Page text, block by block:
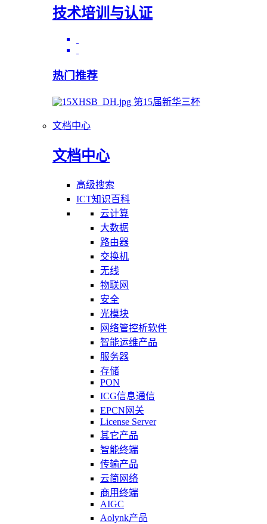
技术培训与认证
热门推荐
第15届新华三杯
文档中心
文档中心
高级搜索
ICT知识百科
云计算
大数据
路由器
交换机
无线
物联网
安全
光模块
网络管控析软件
智能运维产品
服务器
存储
PON
ICG信息通信
EPCN网关
License Server
其它产品
智能终端
传输产品
云简网络
商用终端
AIGC
Aolynk产品